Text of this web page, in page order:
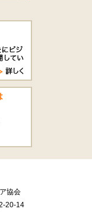
協会
20-14